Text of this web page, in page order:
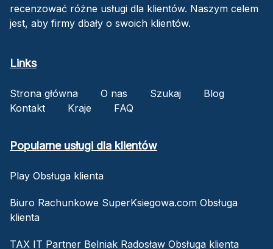
recenzować różne usługi dla klientów. Naszym celem
jest, aby firmy dbały o swoich klientów.
Links
Strona główna O nas Szukaj
Blog
Kontakt
Kraje FAQ
Popularne usługi dla klientów
Play Obsługa klienta
Biuro Rachunkowe SuperKsiegowa.com Obsługa
klienta
TAX IT Partner Belniak Radosław Obsługa klienta